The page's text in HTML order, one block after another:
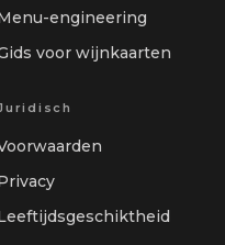
engineering
voor wijnkaarten